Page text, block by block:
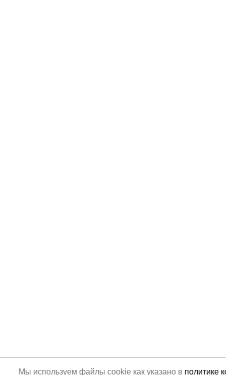
Мы используем файлы cookie как указано в политике